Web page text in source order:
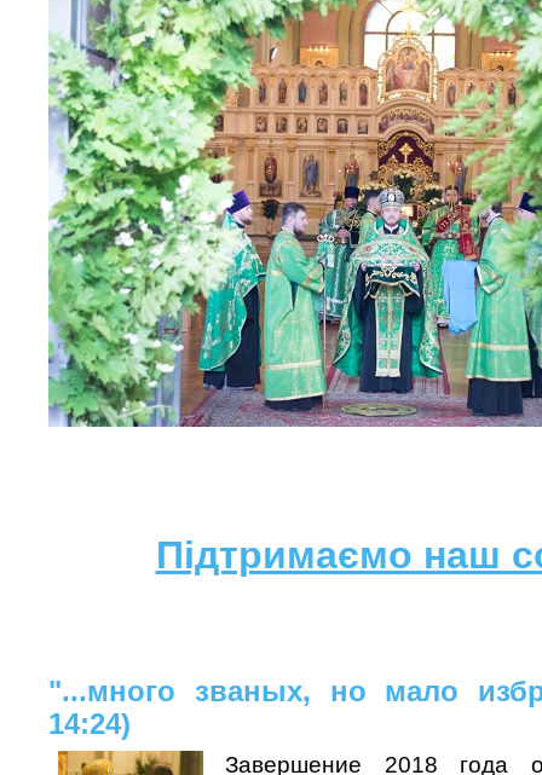
Підтримаємо наш
"...много званых, но мало
14:24)
Завершение 2018 года